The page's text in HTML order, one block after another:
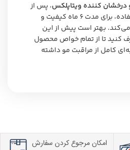
درخشان کننده ویتاپلکس، پس از
باز شدن و شروع استفاده، برای مدت ۶ ماه کیفیت و
می‌کند. بهتر است پیش از این
کنید تا از تمام خواص محصول
کامل از مراقبت مو داشته
امکان مرجوع کردن سفارش